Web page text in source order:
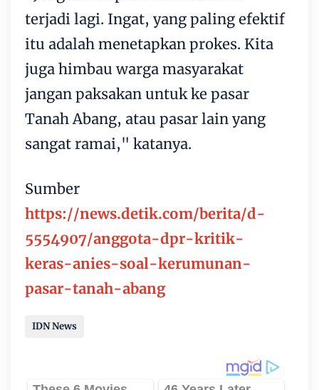
terjadi lagi. Ingat, yang paling efektif
itu adalah menetapkan prokes. Kita
juga himbau warga masyarakat
jangan paksakan untuk ke pasar
Tanah Abang, atau pasar lain yang
sangat ramai," katanya.
Sumber
https://news.detik.com/berita/d-
5554907/anggota-dpr-kritik-
keras-anies-soal-kerumunan-
pasar-tanah-abang
IDN News